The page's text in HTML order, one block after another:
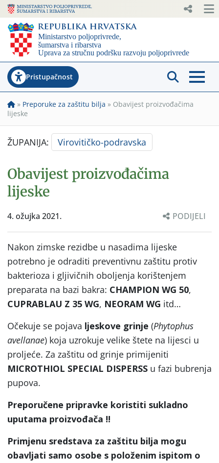
Pristupačnost
» Preporuke za zaštitu bilja » Obavijest proizvođačima
lijeske
ŽUPANIJA: Virovitičko-podravska
Obavijest proizvođačima
lijeske
4. ožujka 2021. PODIJELI
Nakon zimske rezidbe u nasadima lijeske
potrebno je odraditi preventivnu zaštitu protiv
bakterioza i gljivičnih oboljenja korištenjem
preparata na bazi bakra: CHAMPION WG 50,
CUPRABLAU Z 35 WG, NEORAM WG itd…
Očekuje se pojava ljeskove grinje (Phytophus
avellanae) koja uzrokuje velike štete na lijesci u
proljeće. Za zaštitu od grinje primijeniti
MICROTHIOL SPECIAL DISPERSS u fazi bubrenja
pupova.
Preporučene pripravke koristiti sukladno
uputama proizvođača !!
Primjenu sredstava za zaštitu bilja mogu
obavljati samo osobe s položenim ispitom o